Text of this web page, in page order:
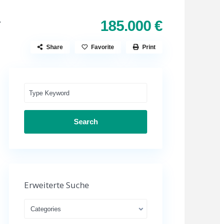
185.000 €
Share Favorite Print
Search
Erweiterte Suche
Categories